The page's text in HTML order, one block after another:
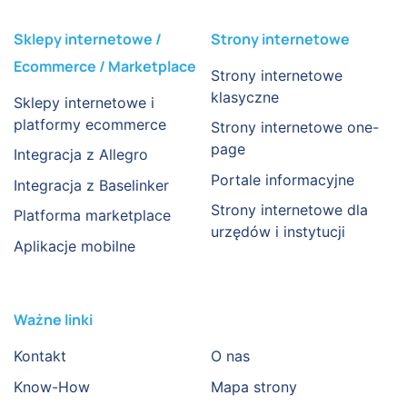
Sklepy internetowe /
Ecommerce / Marketplace
Sklepy internetowe i
platformy ecommerce
Integracja z Allegro
Integracja z Baselinker
Platforma marketplace
Aplikacje mobilne
Strony internetowe
Strony internetowe
klasyczne
Strony internetowe one-
page
Portale informacyjne
Strony internetowe dla
urzędów i instytucji
Ważne linki
Kontakt
O nas
Know-How
Mapa strony